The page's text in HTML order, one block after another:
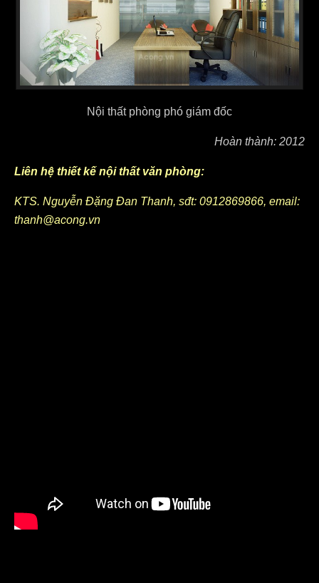
Nội thất phòng phó giám đốc
Hoàn thành: 2012
Liên hệ thiết kế nội thất văn phòng:
KTS. Nguyễn Đặng Đan Thanh, sđt: 0912869866, email:
thanh@acong.vn